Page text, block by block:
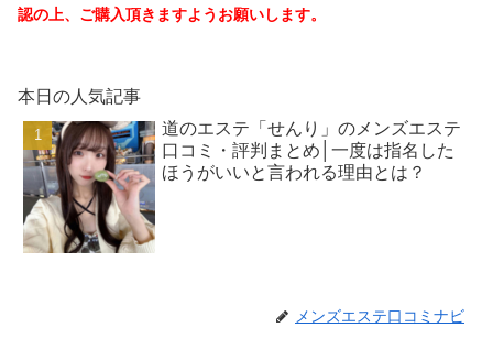
認の上、ご購入頂きますようお願いします。
本日の人気記事
道のエステ「せんり」のメンズエステ
口コミ・評判まとめ│一度は指名した
ほうがいいと言われる理由とは？
メンズエステ口コミナビ